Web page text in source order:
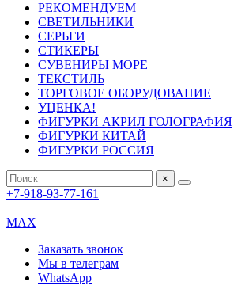
РЕКОМЕНДУЕМ
СВЕТИЛЬНИКИ
СЕРЬГИ
СТИКЕРЫ
СУВЕНИРЫ МОРЕ
ТЕКСТИЛЬ
ТОРГОВОЕ ОБОРУДОВАНИЕ
УЦЕНКА!
ФИГУРКИ АКРИЛ ГОЛОГРАФИЯ
ФИГУРКИ КИТАЙ
ФИГУРКИ РОССИЯ
×
+7-918-93-77-161
MAX
Заказать звонок
Мы в телеграм
WhatsApp